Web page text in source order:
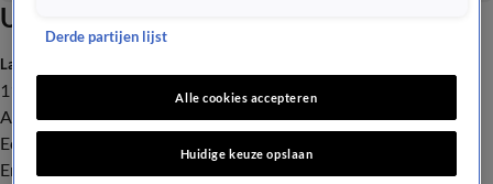
Uitzendingen
Laatste nieuws
112
Advies & Tips
Economie
Entertainment
Derde partijen lijst
Alle cookies accepteren
Huidige keuze opslaan